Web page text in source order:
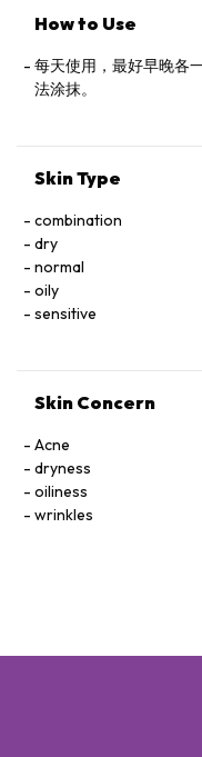
How to Use
每天使用，最好早晚各
法涂抹。
Skin Type
combination
dry
normal
oily
sensitive
Skin Concern
Acne
dryness
oiliness
wrinkles